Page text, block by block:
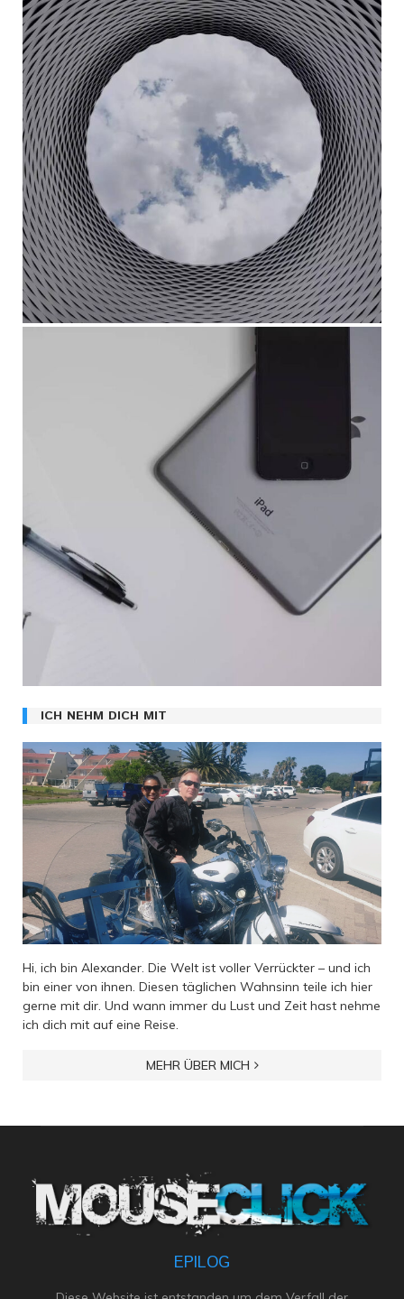
ICH NEHM DICH MIT
Hi, ich bin Alexander. Die Welt ist voller Verrückter – und ich
bin einer von ihnen. Diesen täglichen Wahnsinn teile ich hier
gerne mit dir. Und wann immer du Lust und Zeit hast nehme
ich dich mit auf eine Reise.
MEHR ÜBER MICH
EPILOG